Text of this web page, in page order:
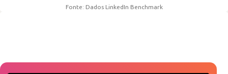
Fonte: Dados LinkedIn Benchmark